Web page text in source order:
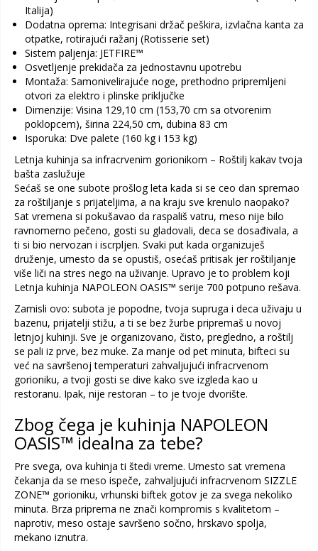
Italija)
Dodatna oprema: Integrisani držač peškira, izvlačna kanta za
otpatke, rotirajući ražanj (Rotisserie set)
Sistem paljenja: JETFIRE™
Osvetljenje prekidača za jednostavnu upotrebu
Montaža: Samonivelirajuće noge, prethodno pripremljeni
otvori za elektro i plinske priključke
Dimenzije: Visina 129,10 cm (153,70 cm sa otvorenim
poklopcem), širina 224,50 cm, dubina 83 cm
Isporuka: Dve palete (160 kg i 153 kg)
Letnja kuhinja sa infracrvenim gorionikom – Roštilj kakav tvoja
bašta zaslužuje
Sećaš se one subote prošlog leta kada si se ceo dan spremao
za roštiljanje s prijateljima, a na kraju sve krenulo naopako?
Sat vremena si pokušavao da raspališ vatru, meso nije bilo
ravnomerno pečeno, gosti su gladovali, deca se dosađivala, a
ti si bio nervozan i iscrpljen. Svaki put kada organizuješ
druženje, umesto da se opustiš, osećaš pritisak jer roštiljanje
više liči na stres nego na uživanje. Upravo je to problem koji
Letnja kuhinja NAPOLEON OASIS™ serije 700 potpuno rešava.
Zamisli ovo: subota je popodne, tvoja supruga i deca uživaju u
bazenu, prijatelji stižu, a ti se bez žurbe pripremaš u novoj
letnjoj kuhinji. Sve je organizovano, čisto, pregledno, a roštilj
se pali iz prve, bez muke. Za manje od pet minuta, bifteci su
već na savršenoj temperaturi zahvaljujući infracrvenom
gorioniku, a tvoji gosti se dive kako sve izgleda kao u
restoranu. Ipak, nije restoran – to je tvoje dvorište.
Zbog čega je kuhinja NAPOLEON
OASIS™ idealna za tebe?
Pre svega, ova kuhinja ti štedi vreme. Umesto sat vremena
čekanja da se meso ispeče, zahvaljujući infracrvenom SIZZLE
ZONE™ gorioniku, vrhunski biftek gotov je za svega nekoliko
minuta. Brza priprema ne znači kompromis s kvalitetom –
naprotiv, meso ostaje savršeno sočno, hrskavo spolja,
mekano iznutra.